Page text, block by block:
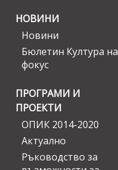
НОВИНИ
Новини
Бюлетин Култура на
фокус
ПРОГРАМИ И
ПРОЕКТИ
ОПИК 2014-2020
Актуално
Ръководство за